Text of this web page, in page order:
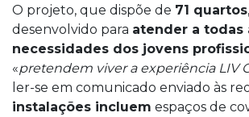
O projeto, que dispõe de 71 quartos
desenvolvido para atender a todas
necessidades dos jovens
«pretendem viver a experiência LIV
ler-se em comunicado enviado às
instalações incluem espaços de